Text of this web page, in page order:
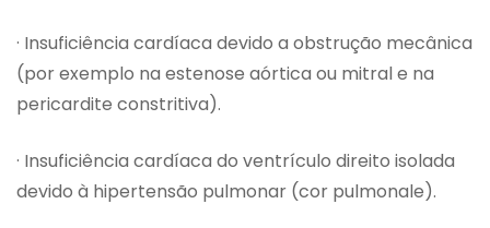
· Insuficiência cardíaca devido a obstrução mecânica
(por exemplo na estenose aórtica ou mitral e na
pericardite constritiva).
· Insuficiência cardíaca do ventrículo direito isolada
devido à hipertensão pulmonar (cor pulmonale).